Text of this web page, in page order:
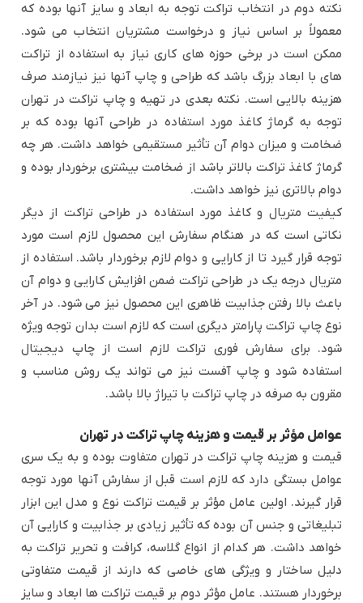
نکته دوم در انتخاب تراکت توجه به ابعاد و سایز آنها بوده که
معمولاً بر اساس نیاز و درخواست مشتریان انتخاب می شود.
ممکن است در برخی حوزه های کاری نیاز به استفاده از تراکت
های با ابعاد بزرگ باشد که طراحی و چاپ آنها نیز نیازمند صرف
هزینه بالایی است. نکته بعدی در تهیه و چاپ تراکت در تهران
توجه به گرماژ کاغذ مورد استفاده در طراحی آنها بوده که بر
ضخامت و میزان دوام آن تأثیر مستقیمی خواهد داشت. هر چه
گرماژ کاغذ تراکت بالاتر باشد از ضخامت بیشتری برخوردار بوده و
دوام بالاتری نیز خواهد داشت.
کیفیت متریال و کاغذ مورد استفاده در طراحی تراکت از دیگر
نکاتی است که در هنگام سفارش این محصول لازم است مورد
توجه قرار گیرد تا از کارایی و دوام لازم برخوردار باشد. استفاده از
متریال درجه یک در طراحی تراکت ضمن افزایش کارایی و دوام آن
باعث بالا رفتن جذابیت ظاهری این محصول نیز می شود. در آخر
نوع چاپ تراکت پارامتر دیگری است که لازم است بدان توجه ویژه
شود. برای سفارش فوری تراکت لازم است از چاپ دیجیتال
استفاده شود و چاپ آفست نیز می تواند یک روش مناسب و
مقرون به صرفه در چاپ تراکت با تیراژ بالا باشد.
عوامل مؤثر بر قیمت و هزینه چاپ تراکت در تهران
قیمت و هزینه چاپ تراکت در تهران متفاوت بوده و به یک سری
عوامل بستگی دارد که لازم است قبل از سفارش آنها مورد توجه
قرار گیرند. اولین عامل مؤثر بر قیمت تراکت نوع و مدل این ابزار
تبلیغاتی و جنس آن بوده که تأثیر زیادی بر جذابیت و کارایی آن
خواهد داشت. هر کدام از انواع گلاسه، کرافت و تحریر تراکت به
دلیل ساختار و ویژگی های خاصی که دارند از قیمت متفاوتی
برخوردار هستند. عامل مؤثر دوم بر قیمت تراکت ها ابعاد و سایز